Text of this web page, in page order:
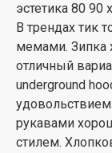
эстетика 80 90
В трендах тик
мемами. Зипка
отличный
underground
рукавами
стилем.